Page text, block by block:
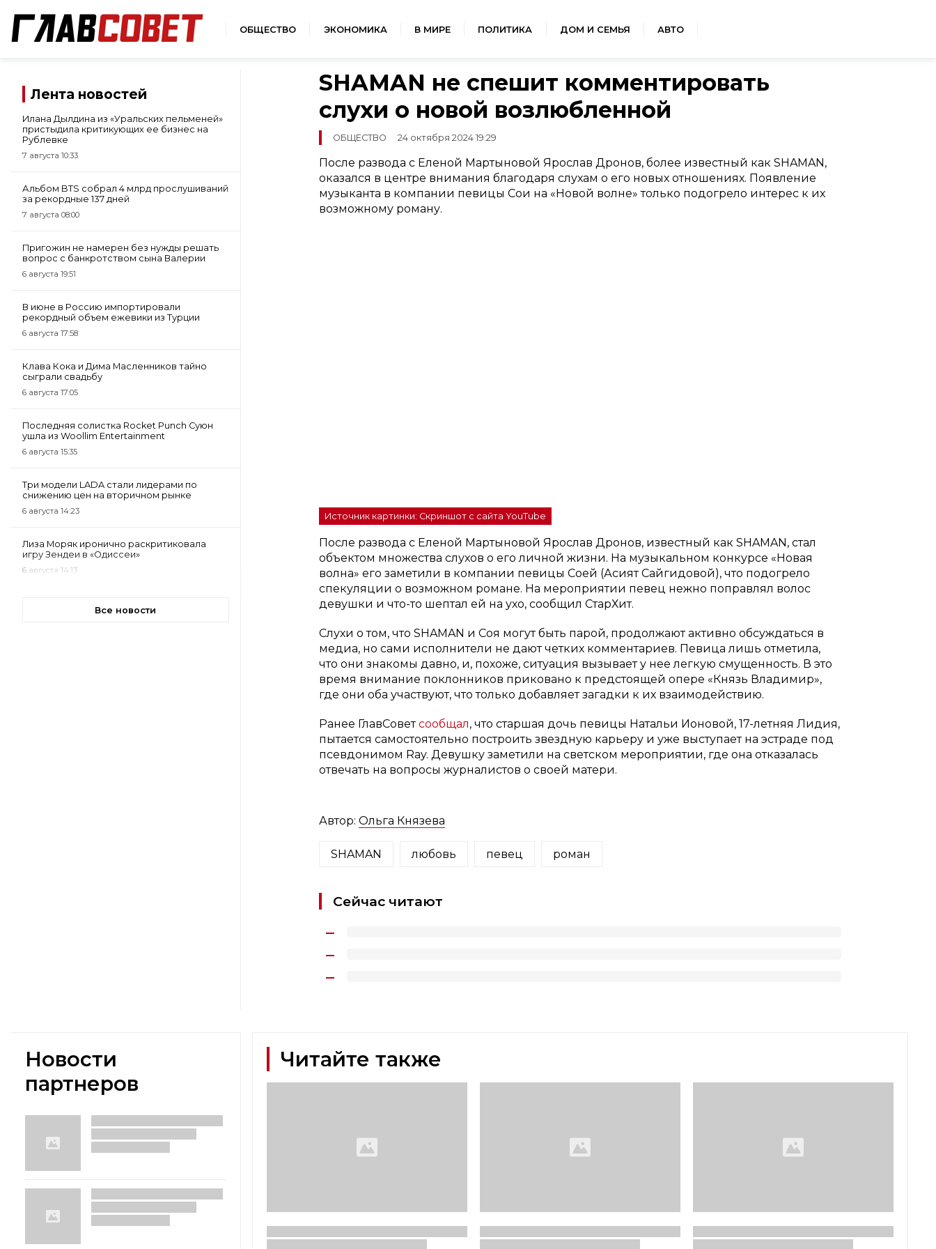
ОБЩЕСТВО ЭКОНОМИКА В МИРЕ ПОЛИТИКА ДОМ И СЕМЬЯ АВТО
Лента новостей
Илана Дылдина из «Уральских пельменей»
пристыдила критикующих ее бизнес на
Рублевке
7 августа 10:33
Альбом BTS собрал 4 млрд прослушиваний
за рекордные 137 дней
7 августа 08:00
Пригожин не намерен без нужды решать
вопрос с банкротством сына Валерии
6 августа 19:51
В июне в Россию импортировали
рекордный объем ежевики из Турции
6 августа 17:58
Клава Кока и Дима Масленников тайно
сыграли свадьбу
6 августа 17:05
Последняя солистка Rocket Punch Суюн
ушла из Woollim Entertainment
6 августа 15:35
Три модели LADA стали лидерами по
снижению цен на вторичном рынке
6 августа 14:23
Лиза Моряк иронично раскритиковала
игру Зендеи в «Одиссеи»
6 августа 14:13
Все новости
SHAMAN не спешит комментировать
слухи о новой возлюбленной
ОБЩЕСТВО 24 октября 2024 19:29
После развода с Еленой Мартыновой Ярослав Дронов, более известный как SHAMAN,
оказался в центре внимания благодаря слухам о его новых отношениях. Появление
музыканта в компании певицы Сои на «Новой волне» только подогрело интерес к их
возможному роману.
Источник картинки: Скриншот с сайта YouTube
После развода с Еленой Мартыновой Ярослав Дронов, известный как SHAMAN, стал
объектом множества слухов о его личной жизни. На музыкальном конкурсе «Новая
волна» его заметили в компании певицы Соей (Асият Сайгидовой), что подогрело
спекуляции о возможном романе. На мероприятии певец нежно поправлял волос
девушки и что-то шептал ей на ухо, сообщил СтарХит.
Слухи о том, что SHAMAN и Соя могут быть парой, продолжают активно обсуждаться в
медиа, но сами исполнители не дают четких комментариев. Певица лишь отметила,
что они знакомы давно, и, похоже, ситуация вызывает у нее легкую смущенность. В это
время внимание поклонников приковано к предстоящей опере «Князь Владимир»,
где они оба участвуют, что только добавляет загадки к их взаимодействию.
Ранее ГлавСоветсообщал, что старшая дочь певицы Натальи Ионовой, 17-летняя Лидия,
пытается самостоятельно построить звездную карьеру и уже выступает на эстраде под
псевдонимом Ray. Девушку заметили на светском мероприятии, где она отказалась
отвечать на вопросы журналистов о своей матери.
Автор: Ольга Князева
SHAMAN любовь певец роман
Сейчас читают
Новости
партнеров
Читайте также